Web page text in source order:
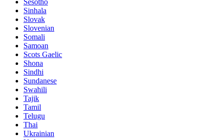
Sinhala
Slovak
Slovenian
Somali
Samoan
Scots Gaelic
Shona
Sindhi
Sundanese
Swahili
Tajik
Tamil
Telugu
Thai
Ukrainian